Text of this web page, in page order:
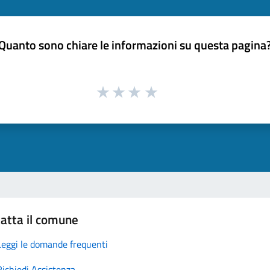
sono chiare le informazioni su questa
il comune
le domande frequenti